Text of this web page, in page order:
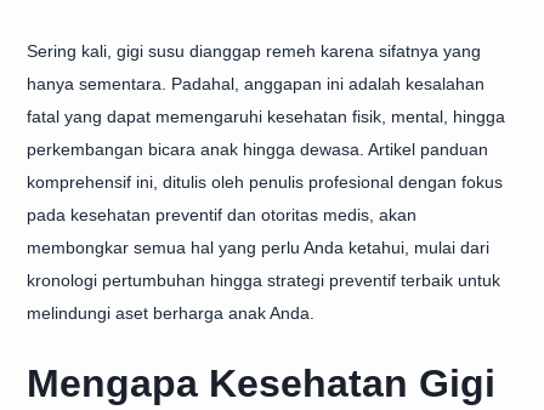
Sering kali, gigi susu dianggap remeh karena sifatnya yang
hanya sementara. Padahal, anggapan ini adalah kesalahan
fatal yang dapat memengaruhi kesehatan fisik, mental, hingga
perkembangan bicara anak hingga dewasa. Artikel panduan
komprehensif ini, ditulis oleh penulis profesional dengan fokus
pada kesehatan preventif dan otoritas medis, akan
membongkar semua hal yang perlu Anda ketahui, mulai dari
kronologi pertumbuhan hingga strategi preventif terbaik untuk
melindungi aset berharga anak Anda.
Mengapa Kesehatan Gigi